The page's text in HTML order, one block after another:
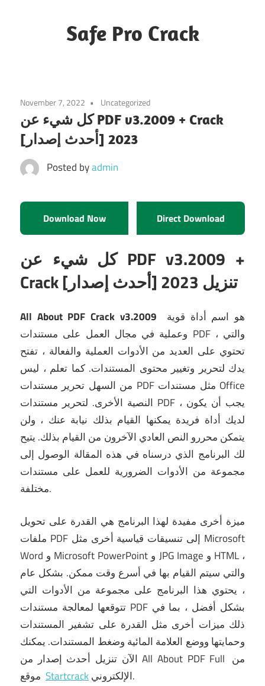
Safe Pro Crack
November 7, 2022 Uncategorized
كل شيء عن PDF v3.2009 + Crack
[أحدث إصدار] 2023
Posted byadmin
Download Now Direct Download
كل شيء عن PDF v3.2009 +
Crack [أحدث إصدار] تنزيل 2023
All About PDF Crack v3.2009
وعملية في مجال العمل على مستندات PDF ، والتي
تحتوي على العديد من الأدوات العملية والفعالة ، تفتح
يدك لتحرير وتغيير محتوى المستندات.كما تعلم ، ليس
من السهل تحرير مستندات PDF مثل مستندات Office
النصية الأخرى. لتحرير مستندات PDF ، يجب أن يكون
لديك أداة فريدة يمكنها القيام بذلك نيابة عنك ، ولن
يتمكن محررو النص العادي الآخرون من القيام بذلك.يتيح
لك البرنامج الذي درسناه في هذه المقالة الوصول إلى
مجموعة من الأدوات الضرورية للعمل على مستندات
مختلفة.
ميزة أخرى مفيدة لهذا البرنامج هي القدرة على تحويل
ملفات PDF إلى تنسيقات قياسية أخرى مثل Microsoft
Word و Microsoft PowerPoint و JPG Image و HTML ،
والتي سيتم القيام بها في أسرع وقت ممكن. بشكل عام
، يحتوي هذا البرنامج على مجموعة من الأدوات التي
تتوقعها لمعالجة مستندات PDF بشكل أفضل ، بما في
ذلك ميزات أخرى مثل القدرة على تشفير المستندات
وحمايتها ووضع العلامة المائية وضغط المستندات. يمكنك
الآن تنزيل أحدث إصدار من All About PDF Full من
Startcrack الإلكتروني.